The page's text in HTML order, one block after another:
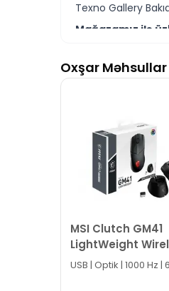
Texno Gallery
Mağazamız ilə
MD100 Mouse
İstər siçan
Seçim etməkdə
MD100 Mouse
İş saatlarından
Bizə maraq
Oxşar Məhsullar
MSI Clutch GM41
LightWeight
Gaming Mouse
USB | Optik | 1000 Hz |